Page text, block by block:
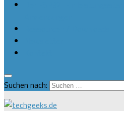
Suchen nach: